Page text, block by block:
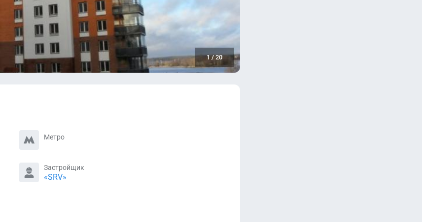
1/20
Метро
Застройщик
«SRV»